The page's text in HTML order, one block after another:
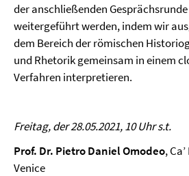
der anschließenden
weitergeführt werden, indem wir
dem Bereich der römischen
und Rhetorik gemeinsam in einem
Verfahren interpretieren.
Freitag, der 28.05.2021, 10 Uhr s.t.
Prof. Dr. Pietro Daniel Omodeo,
Venice